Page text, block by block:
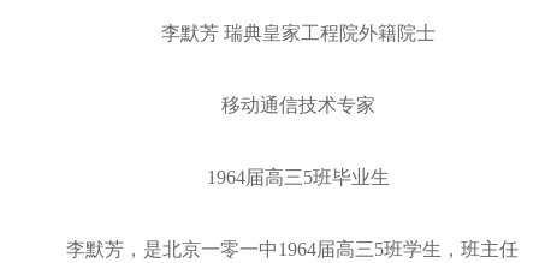
李默芳 瑞典皇家工程院外籍院士
移动通信技术专家
1964届高三5班毕业生
李默芳，是北京一零一中1964届高三5班学生，班主任